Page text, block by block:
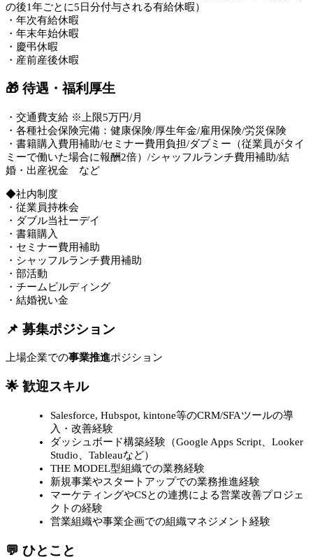
の後1年ごとに5日分付与される有給休暇）
・年次有給休暇
・年末年始休暇
・慶弔休暇
・産前産後休暇
🎁 待遇・福利厚生
・交通費支給 ※上限5万円/月
・各種社会保険完備：健康保険/厚生年金/雇用保険/労災保険
・書籍購入費用補助/セミナー費用負担/ダブミー（従業員がタイ
ミーで働いた場合に報酬2倍）/シャッフルランチ費用補助/結
婚・出産祝金 など
◆社内制度
・従業員持株会
・ダブル当社ーデイ
・書籍購入
・セミナー費用補助
・シャッフルランチ費用補助
・部活動
・チームビルディング
・結婚祝い金
📌 募集ポジション
上場企業での事業推進ポジション
🌟 歓迎スキル
Salesforce, Hubspot, kintone等のCRM/SFAツールの導
入・改善経験
ダッシュボード構築経験（Google Apps Script、Looker
Studio、Tableauなど）
THE MODEL型組織での業務経験
新規事業やスタートアップでの業務推進経験
マーケティングやCSとの連携による営業改善プロジェ
クトの経験
営業組織や事業企画での組織マネジメント経験
💬 ひとこと